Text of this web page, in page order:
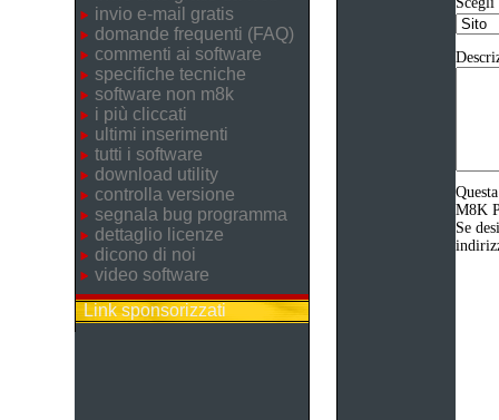
invio e-mail gratis
domande frequenti (FAQ)
commenti ai software
specifiche tecniche
software non m8k
i più cliccati
ultimi inserimenti
tutti i software
download utility
controlla versione
segnala bug programma
dettaglio licenze
dicono di noi
video software
Link sponsorizzati
M8K
Se